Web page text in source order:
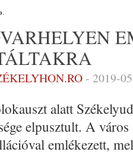
.
- 2019-
alatt
elpusztult. A
emlékezett,